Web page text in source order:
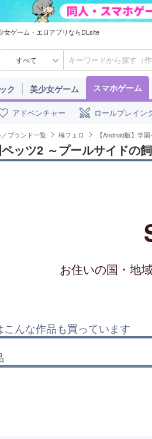
女ゲーム・エロアプリならDLsite
すべて
ク 美少女ゲーム スマホゲーム
アドベンチャー ロールプレイン
ブランド一覧 極フェロ 【Android版】学
ッツ2 ～プールサイドの
お住いの国・地
んな作品も買っています